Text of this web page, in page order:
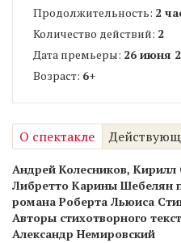
Продолжительность: 2
Количество действий: 2
Дата премьеры: 26 июня
Возраст: 6+
О спектакле
Андрей Колесников, Кирилл
Либретто Карины Шебелян
романа Роберта Льюиса
Авторы стихотворного
Александр Немировский